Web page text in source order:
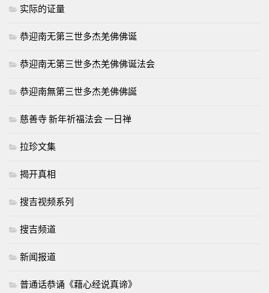
实际的证量
恭迎南无第三世多杰羌佛佛诞
恭迎南无第三世多杰羌佛佛诞法会
恭迎南無第三世多杰羌佛佛誕
慈善寺 新年祈福法会 一日禅
拉珍文集
揭开真相
搜吉视频系列
搜吉频道
新闻报道
普通话恭诵《藉心经说真谛》